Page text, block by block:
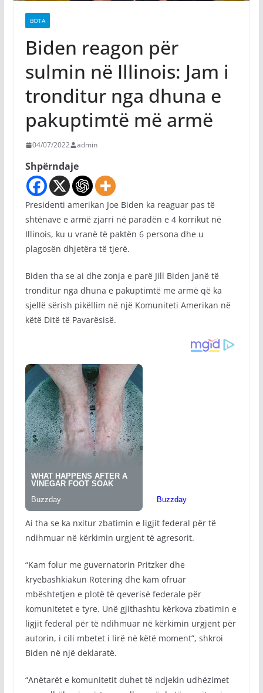
BOTA
Biden reagon për
sulmin në Illinois: Jam i
tronditur nga dhuna e
pakuptimtë më armë
04/07/2022 admin
Shpërndaje
Presidenti amerikan Joe Biden ka reaguar pas të
shtënave e armë zjarri në paradën e 4 korrikut në
Illinois, ku u vranë të paktën 6 persona dhe u
plagosën dhjetëra të tjerë.
Biden tha se ai dhe zonja e parë Jill Biden janë të
tronditur nga dhuna e pakuptimtë me armë që ka
sjellë sërish pikëllim në një Komuniteti Amerikan në
këtë Ditë të Pavarësisë.
Ai tha se ka nxitur zbatimin e ligjit federal për të
ndihmuar në kërkimin urgjent të agresorit.
“Kam folur me guvernatorin Pritzker dhe
kryebashkiakun Rotering dhe kam ofruar
mbështetjen e plotë të qeverisë federale për
komunitetet e tyre. Unë gjithashtu kërkova zbatimin e
ligjit federal për të ndihmuar në kërkimin urgjent për
autorin, i cili mbetet i lirë në këtë moment”, shkroi
Biden në një deklaratë.
“Anëtarët e komunitetit duhet të ndjekin udhëzimet